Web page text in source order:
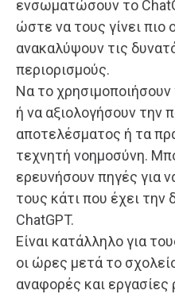
ενσωματώσουν το
ώστε να τους γίνει πιο
ανακαλύψουν τις
περιορισμούς.
Να το χρησιμοποιήσουν
ή να αξιολογήσουν την
αποτελέσματος ή τα
τεχνητή νοημοσύνη.
ερευνήσουν πηγές για
τους κάτι που έχει την
ChatGPT.
Είναι κατάλληλο για
οι ώρες μετά το
αναφορές και εργασίες